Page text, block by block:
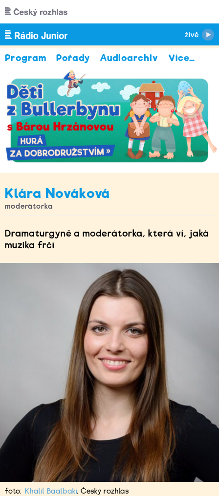
Přejít k hlavnímu obsahu
Program Pořady Audioarchiv Více…
Klára Nováková
moderátorka
Dramaturgyně a moderátorka, která ví, jaká
muzika frčí
foto: Khalil Baalbaki,Český rozhlas